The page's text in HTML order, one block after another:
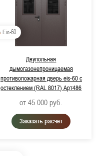
Eis-60
Двупольная
дымогазонепроницаемая
противопожарная дверь eis-60 с
остеклением (RAL 8017) Арт486
от 45 000 руб.
Заказать расчет